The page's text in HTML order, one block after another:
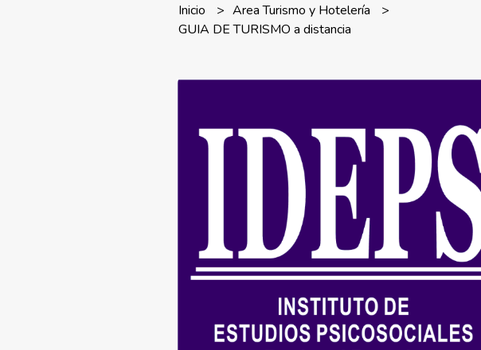
Inicio
Area Turismo y Hotelería
GUIA DE TURISMO a distancia